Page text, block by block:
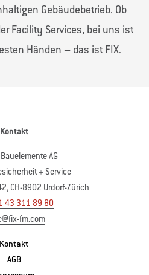
Gebäudebetrieb. Ob
Facility Services, bei uns ist
Händen – das ist FIX.
Kontakt
AG
+ Service
CH-8902 Urdorf-Zürich
43 311 89 80
fm.com
Kontakt
AGB